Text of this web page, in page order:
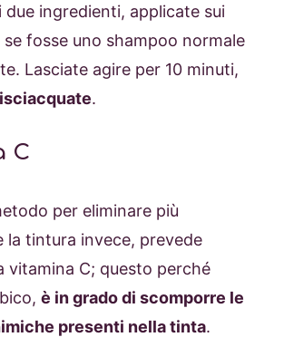
due ingredienti, applicate sui
se fosse uno shampoo normale
Lasciate agire per 10 minuti,
.
C
per eliminare più
la tintura invece, prevede
vitamina C; questo perché
è in grado di scomporre le
presenti nella tinta.